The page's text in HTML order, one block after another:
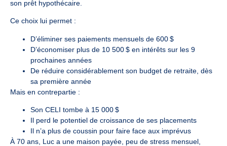
son prêt hypothécaire.
Ce choix lui permet :
D’éliminer ses paiements mensuels de 600 $
D’économiser plus de 10 500 $ en intérêts sur les 9
prochaines années
De réduire considérablement son budget de retraite, dès
sa première année
Mais en contrepartie :
Son CELI tombe à 15 000 $
Il perd le potentiel de croissance de ses placements
Il n’a plus de coussin pour faire face aux imprévus
À 70 ans, Luc a une maison payée, peu de stress mensuel,